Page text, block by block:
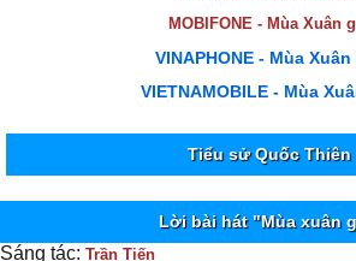
MOBIFONE - Mùa Xuân
VINAPHONE - Mùa
VIETNAMOBILE - Mùa
Tiểu sử Quốc Thiên
Lời bài hát "Mùa xuân
Sáng tác: Trần Tiến